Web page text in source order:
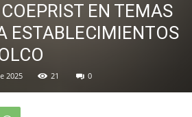
EN TEMAS
ESTABLECIMIENTOS
2025 21 0